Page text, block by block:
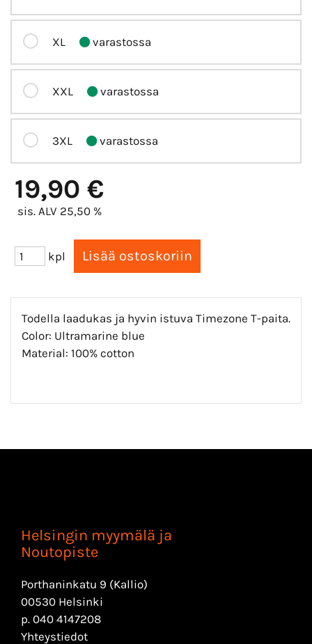
XL varastossa
XXL varastossa
3XL varastossa
19,90 €
sis. ALV 25,50 %
kpl
Todella laadukas ja hyvin istuva Timezone T-paita.
Color: Ultramarine blue
Material: 100% cotton
Helsingin myymälä ja
Noutopiste
Porthaninkatu 9 (Kallio)
00530 Helsinki
p. 040 4147208
Yhteystiedot